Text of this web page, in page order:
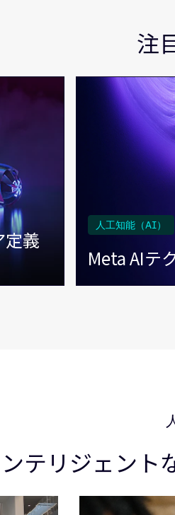
注
定義
人工知能（AI）
Meta AIテ
テリジェント